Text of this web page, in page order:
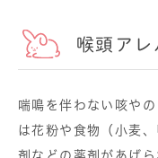
喉頭アレ
喘鳴を伴わない咳や
は花粉や食物（小麦
剤などの薬剤があげら